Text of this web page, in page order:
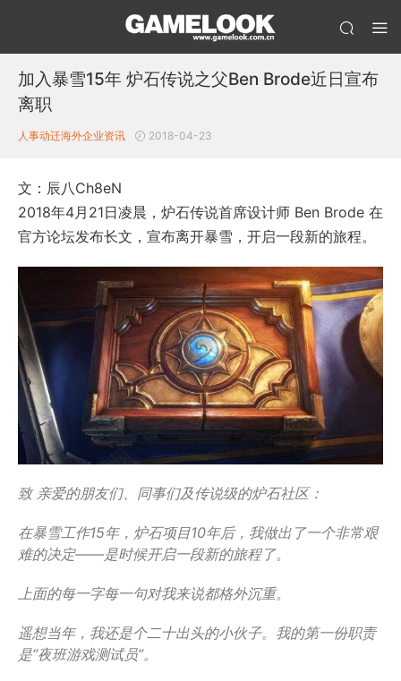
加入暴雪15年 炉石传说之父Ben Brode近日宣布
离职
人事动迁海外企业资讯 2018-04-23
文：辰八Ch8eN
2018年4月21日凌晨，炉石传说首席设计师 Ben Brode 在
官方论坛发布长文，宣布离开暴雪，开启一段新的旅程。
致 亲爱的朋友们、同事们及传说级的炉石社区：
在暴雪工作15年，炉石项目10年后，我做出了一个非常艰
难的决定——是时候开启一段新的旅程了。
上面的每一字每一句对我来说都格外沉重。
遥想当年，我还是个二十出头的小伙子。我的第一份职责
是“夜班游戏测试员”。